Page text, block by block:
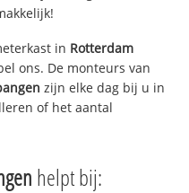
in Rotterdam
ons. De monteurs van
zijn elke dag bij u in
of het aantal
helpt bij: